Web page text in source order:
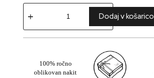
Dodaj v košarico
100% ročno
oblikovan nakit